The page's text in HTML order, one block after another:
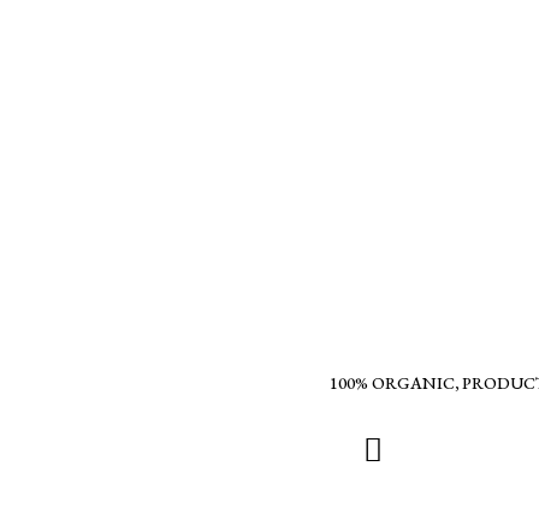
100% ORGANIC,